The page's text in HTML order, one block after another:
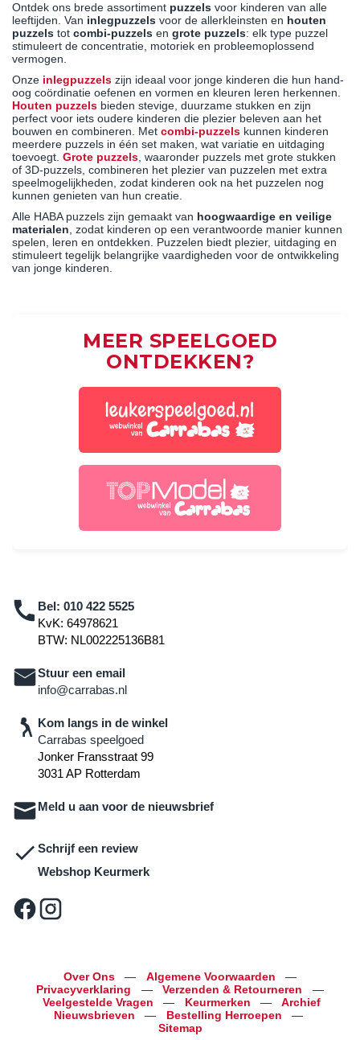
Ontdek ons brede assortiment puzzels voor kinderen van alle
leeftijden. Van inlegpuzzels voor de allerkleinsten en houten
puzzels tot combi-puzzels en grote puzzels: elk type puzzel
stimuleert de concentratie, motoriek en probleemoplossend
vermogen.
Onze inlegpuzzels zijn ideaal voor jonge kinderen die hun hand-
oog coördinatie oefenen en vormen en kleuren leren herkennen.
Houten puzzels bieden stevige, duurzame stukken en zijn
perfect voor iets oudere kinderen die plezier beleven aan het
bouwen en combineren. Met combi-puzzels kunnen kinderen
meerdere puzzels in één set maken, wat variatie en uitdaging
toevoegt. Grote puzzels, waaronder puzzels met grote stukken
of 3D-puzzels, combineren het plezier van puzzelen met extra
speelmogelijkheden, zodat kinderen ook na het puzzelen nog
kunnen genieten van hun creatie.
Alle HABA puzzels zijn gemaakt van hoogwaardige en veilige
materialen, zodat kinderen op een verantwoorde manier kunnen
spelen, leren en ontdekken. Puzzelen biedt plezier, uitdaging en
stimuleert tegelijk belangrijke vaardigheden voor de ontwikkeling
van jonge kinderen.
MEER SPEELGOED
ONTDEKKEN?
Bel: 010 422 5525
KvK: 64978621
BTW: NL002225136B81
Stuur een email
info@carrabas.nl
Kom langs in de winkel
Carrabas speelgoed
Jonker Fransstraat 99
3031 AP Rotterdam
Meld u aan voor de nieuwsbrief
Schrijf een review
Webshop Keurmerk
Over Ons — Algemene Voorwaarden
—
Privacyverklaring
— Verzenden & Retourneren
—
Veelgestelde Vragen
— Keurmerken —
Archief
Nieuwsbrieven
— Bestelling Herroepen
—
Sitemap